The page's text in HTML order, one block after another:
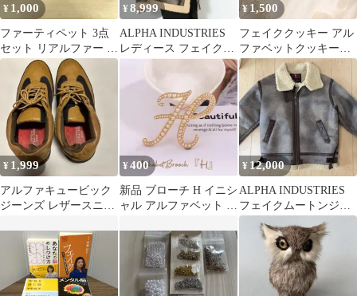
¥ 1,000
ファーティペット 3点
セット リアルファー フ
ェイクファー マフラー
¥8,999
ALPHA INDUSTRIES
レディース フェイクム
¥ 1,500
フェイククッキー アル
ファベットクッキー
100日記念 100DAYS 撮
影小物
¥ 1,999
アルファキュービック
ジーンズ レザースニー
¥400
新品 ブローチ H イニシ
ャル アルファベット フ
¥ 12,000
ALPHA INDUSTRIES
フェイクムートンジャ
ケット XL